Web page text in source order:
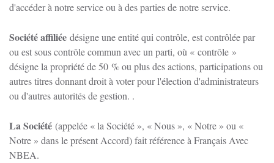
d'accéder à notre service ou à des parties de notre service.
Société affiliée désigne une entité qui contrôle, est contrôlée par
ou est sous contrôle commun avec un parti, où « contrôle »
désigne la propriété de 50 % ou plus des actions, participations ou
autres titres donnant droit à voter pour l'élection d'administrateurs
ou d'autres autorités de gestion. .
La Société (appelée « la Société », « Nous », « Notre » ou «
Notre » dans le présent Accord) fait référence à Français Avec
NBEA.